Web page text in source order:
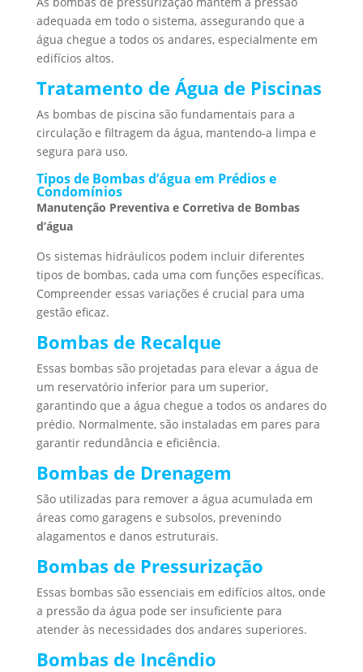
adequada em todo o sistema, assegurando que a
água chegue a todos os andares, especialmente em
edifícios altos.
Tratamento de Água de Piscinas
As bombas de piscina são fundamentais para a
circulação e filtragem da água, mantendo-a limpa e
segura para uso.
Tipos de Bombas d’água em Prédios e
Condomínios
Manutenção Preventiva e Corretiva de Bombas
d’água
Os sistemas hidráulicos podem incluir diferentes
tipos de bombas, cada uma com funções específicas.
Compreender essas variações é crucial para uma
gestão eficaz.
Bombas de Recalque
Essas bombas são projetadas para elevar a água de
um reservatório inferior para um superior,
garantindo que a água chegue a todos os andares do
prédio. Normalmente, são instaladas em pares para
garantir redundância e eficiência.
Bombas de Drenagem
São utilizadas para remover a água acumulada em
áreas como garagens e subsolos, prevenindo
alagamentos e danos estruturais.
Bombas de Pressurização
Essas bombas são essenciais em edifícios altos, onde
a pressão da água pode ser insuficiente para
atender às necessidades dos andares superiores.
Bombas de Incêndio